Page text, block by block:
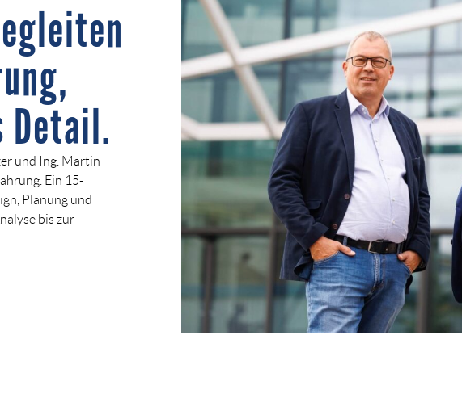
und Ing. Martin
Ein 15-
Planung und
bis zur